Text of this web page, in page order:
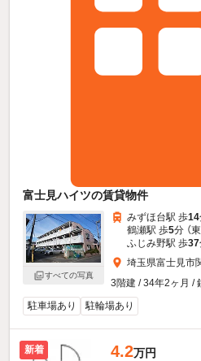
富士見ハイツの賃貸物件
すべての写真
みずほ台駅 歩14
鶴瀬駅 歩5分 （
ふじみ野駅 歩37
埼玉県富士見市
3階建 / 34年2ヶ月 /
駐車場あり
駐輪場あり
新着 4.2万円